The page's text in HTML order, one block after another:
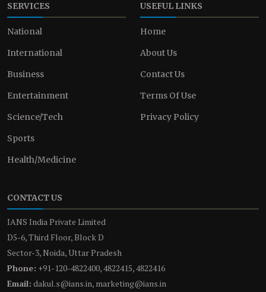
SERVICES
National
International
Business
Entertainment
Science/Tech
Sports
Health/Medicine
USEFUL LINKS
Home
About Us
Contact Us
Terms Of Use
Privacy Policy
CONTACT US
IANS India Private Limited
D5-6, Third Floor, Block D
Sector-3, Noida, Uttar Pradesh
Phone: +91-120-4822400, 4822415, 4822416
Email: dakul.s@ians.in, marketing@ians.in